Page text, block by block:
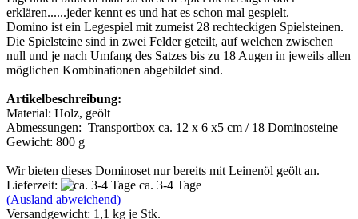
erklären......jeder kennt es und hat es schon mal gespielt.
Domino ist ein Legespiel mit zumeist 28 rechteckigen Spielsteinen.
Die Spielsteine sind in zwei Felder geteilt, auf welchen zwischen
null und je nach Umfang des Satzes bis zu 18 Augen in jeweils allen
möglichen Kombinationen abgebildet sind.
Artikelbeschreibung:
Material: Holz, geölt
Abmessungen: Transportbox ca. 12 x 6 x5 cm / 18 Dominosteine
Gewicht: 800 g
Wir bieten dieses Dominoset nur bereits mit Leinenöl geölt an.
Lieferzeit:
ca. 3-4 Tage
(Ausland abweichend)
Versandgewicht: 1,1 kg je Stk.